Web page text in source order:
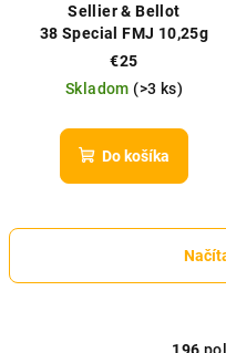
38 Special FMJ 10,25g
Sellier & Bellot
€25
Skladom (>3 ks)
Do košíka